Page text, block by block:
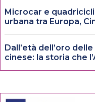
Microcar e
urbana tra Europa,
Dall’età dell’oro
cinese: la storia che